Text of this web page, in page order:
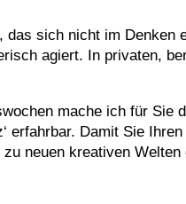
das sich nicht im Denken
agiert. In privaten,
mache ich für Sie
erfahrbar. Damit Sie Ihren
neuen kreativen Welten